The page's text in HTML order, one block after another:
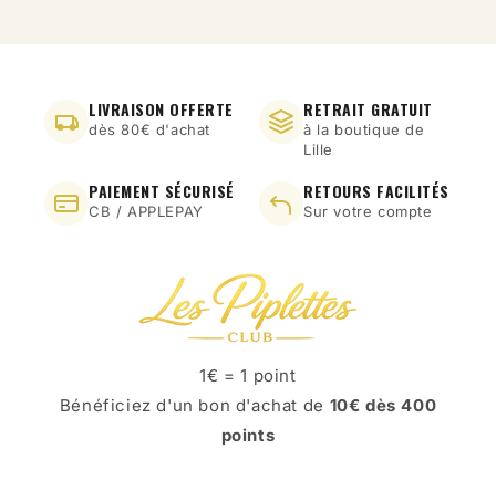
LIVRAISON OFFERTE
dès 80€ d'achat
RETRAIT GRATUIT
à la boutique de
Lille
PAIEMENT SÉCURISÉ
CB / APPLEPAY
RETOURS FACILITÉS
Sur votre compte
1€ = 1 point
Bénéficiez d'un bon d'achat de 10€ dès 400
points